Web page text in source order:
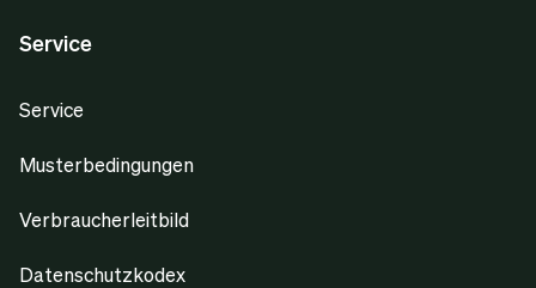
Service
Service
Musterbedingungen
Verbraucherleitbild
Datenschutzkodex